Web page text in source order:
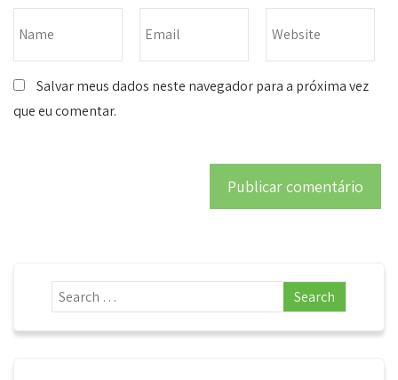
Salvar meus dados neste navegador para a próxima vez
que eu comentar.